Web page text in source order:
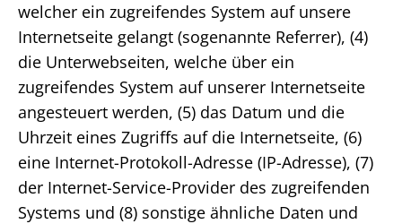
welcher ein zugreifendes System auf unsere
Internetseite gelangt (sogenannte Referrer), (4)
die Unterwebseiten, welche über ein
zugreifendes System auf unserer Internetseite
angesteuert werden, (5) das Datum und die
Uhrzeit eines Zugriffs auf die Internetseite, (6)
eine Internet-Protokoll-Adresse (IP-Adresse), (7)
der Internet-Service-Provider des zugreifenden
Systems und (8) sonstige ähnliche Daten und